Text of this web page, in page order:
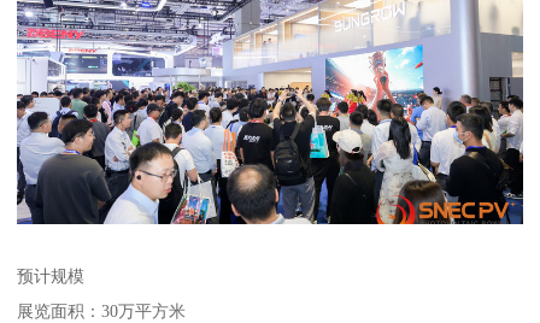
预计规模
展览面积：30万平方米